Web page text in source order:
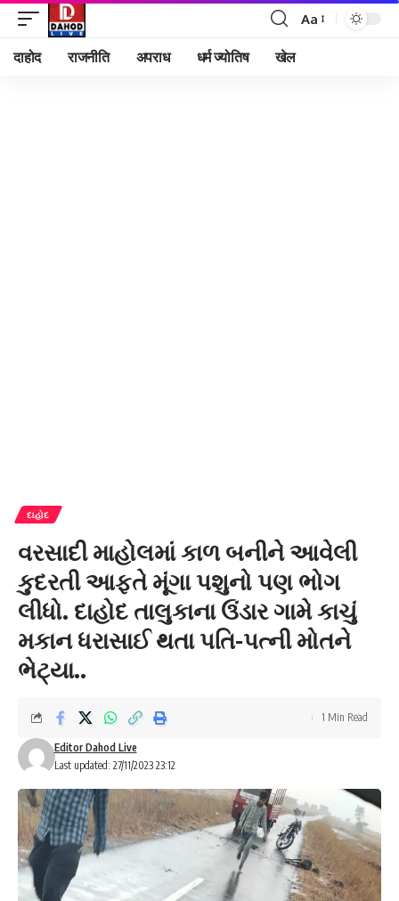
Font
Aa
दाहोद राजनीति अपराध धर्म ज्योतिष खेल
દાહોદ
વરસાદી માહોલમાં કાળ બનીને આવેલી
કુદરતી આફતે મૂંગા પશુનો પણ ભોગ
લીધો. દાહોદ તાલુકાના ઉંડાર ગામે કાચું
મકાન ધરાસાઈ થતા પતિ-પત્ની મોતને
ભેટ્યા..
Last updated: 27/11/2023 23:12
Editor Dahod Live
1 Min Read